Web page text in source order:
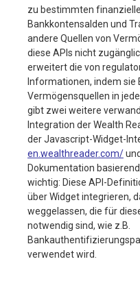
zu bestimmten
Bankkontensalden und
andere Quellen von
diese APIs nicht
erweitert die von
Informationen, indem sie
Vermögensquellen in
gibt zwei weitere
Integration der Wealth
der Javascript-Widget-
en.wealthreader.com/
Dokumentation
wichtig: Diese API-
über Widget integrieren,
weggelassen, die für
notwendig sind, wie z.B.
verwendet wird.